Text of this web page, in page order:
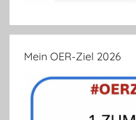
Mein OER-Ziel 2026